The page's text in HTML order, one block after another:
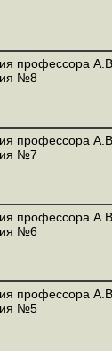
профессора
№8
профессора
№7
профессора
№6
профессора
№5